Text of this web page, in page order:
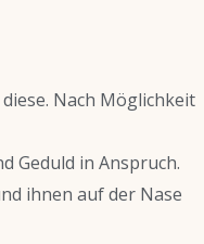
Nach Möglichkeit
Geduld in Anspruch.
ihnen auf der Nase